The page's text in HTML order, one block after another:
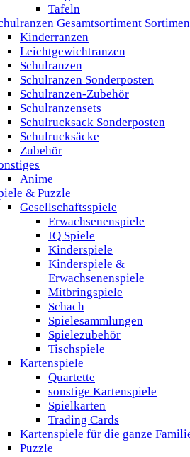
Tafeln
Gesamtsortiment
Kinderranzen
Leichtgewichtranzen
Schulranzen
Schulranzen Sonderposten
Schulranzen-Zubehör
Schulranzensets
Schulrucksack Sonderposten
Schulrucksäcke
Zubehör
Anime
& Puzzle
Gesellschaftsspiele
Erwachsenenspiele
IQ Spiele
Kinderspiele
Kinderspiele &
Erwachsenenspiele
Mitbringspiele
Schach
Spielesammlungen
Spielezubehör
Tischspiele
Kartenspiele
Quartette
sonstige Kartenspiele
Spielkarten
Trading Cards
Kartenspiele für die ganze
Puzzle